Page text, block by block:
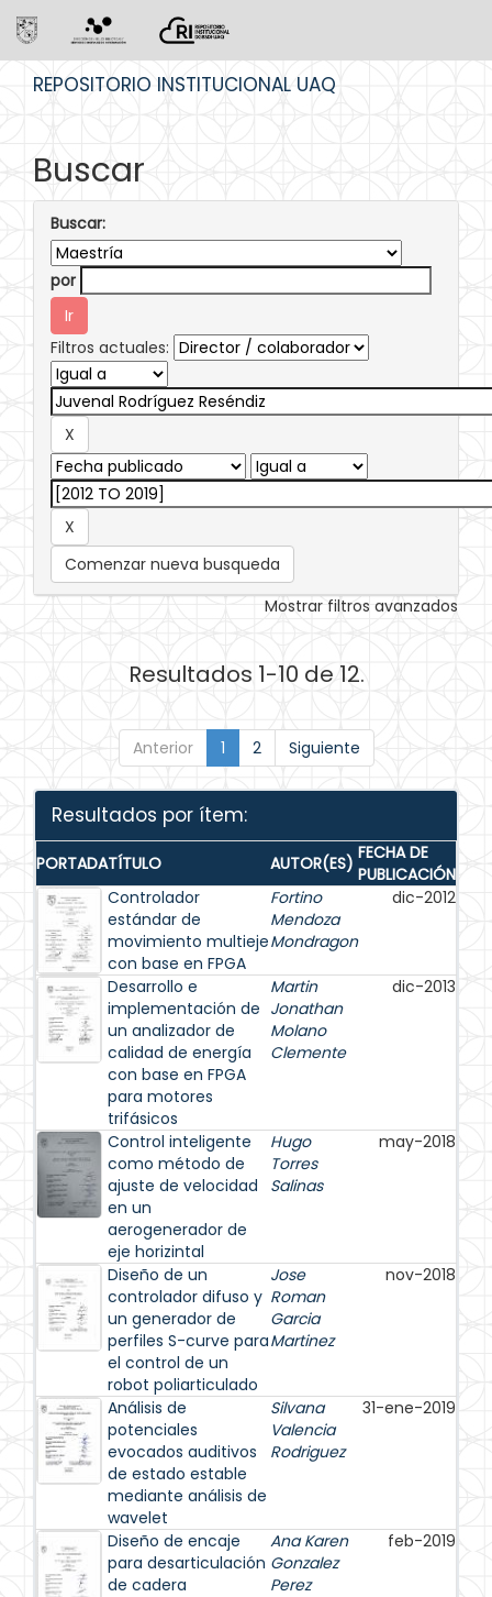
REPOSITORIO INSTITUCIONAL UAQ
Buscar
Buscar:
por
Filtros actuales:
Comenzar nueva busqueda
Mostrar filtros avanzados
Resultados 1-10 de 12.
Anterior 1 2 Siguiente
Resultados por ítem:
PORTADATÍTULO AUTOR(ES) FECHA DE
PUBLICACIÓN
Controlador
estándar de
movimiento multieje
con base en FPGA
Fortino
Mendoza
Mondragon
dic-2012
Desarrollo e
implementación de
un analizador de
calidad de energía
con base en FPGA
para motores
trifásicos
Martin
Jonathan
Molano
Clemente
dic-2013
Control inteligente
como método de
ajuste de velocidad
en un
aerogenerador de
eje horizintal
Hugo
Torres
Salinas
may-2018
Diseño de un
controlador difuso y
un generador de
perfiles S-curve para
el control de un
robot poliarticulado
Jose
Roman
Garcia
Martinez
nov-2018
Análisis de
potenciales
evocados auditivos
de estado estable
mediante análisis de
wavelet
Silvana
Valencia
Rodriguez
31-ene-2019
Diseño de encaje
para desarticulación
de cadera
Ana Karen
Gonzalez
Perez
feb-2019